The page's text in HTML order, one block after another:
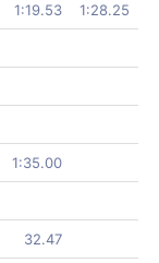
1:19.53 1:28.25
1:35.00
32.47